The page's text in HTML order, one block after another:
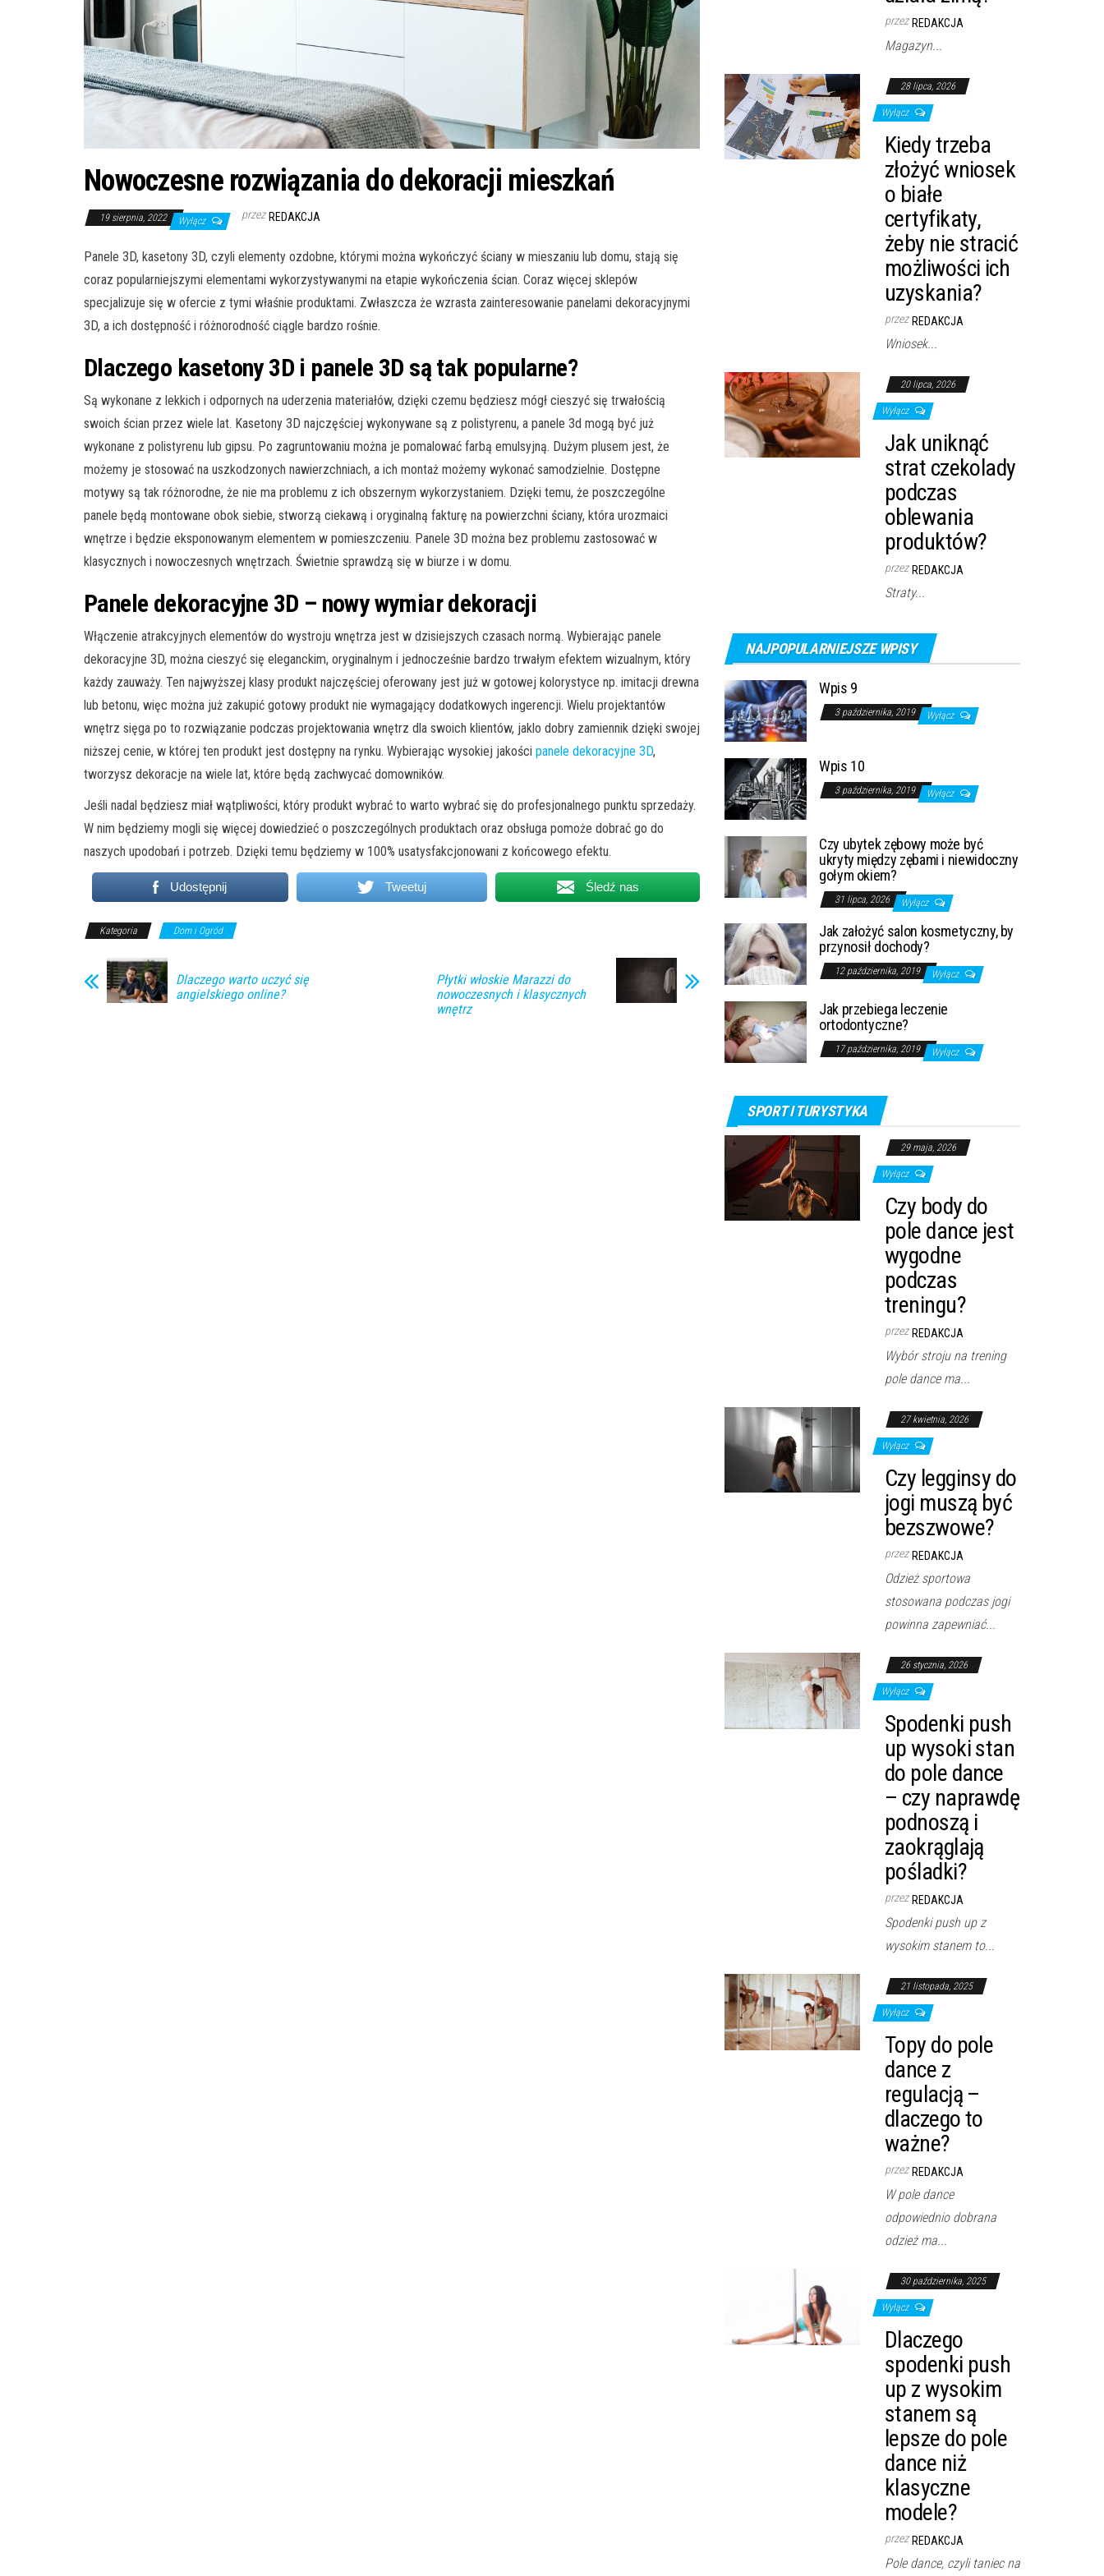
Nowoczesne rozwiązania do dekoracji mieszkań
19 sierpnia, 2022 Wyłącz przez REDAKCJA
Panele 3D, kasetony 3D, czyli elementy ozdobne, którymi można wykończyć ściany w mieszaniu lub domu, stają się
coraz popularniejszymi elementami wykorzystywanymi na etapie wykończenia ścian. Coraz więcej sklepów
specjalizuje się w ofercie z tymi właśnie produktami. Zwłaszcza że wzrasta zainteresowanie panelami dekoracyjnymi
3D, a ich dostępność i różnorodność ciągle bardzo rośnie.
Dlaczego kasetony 3D i panele 3D są tak popularne?
Są wykonane z lekkich i odpornych na uderzenia materiałów, dzięki czemu będziesz mógł cieszyć się trwałością
swoich ścian przez wiele lat. Kasetony 3D najczęściej wykonywane są z polistyrenu, a panele 3d mogą być już
wykonane z polistyrenu lub gipsu. Po zagruntowaniu można je pomalować farbą emulsyjną. Dużym plusem jest, że
możemy je stosować na uszkodzonych nawierzchniach, a ich montaż możemy wykonać samodzielnie. Dostępne
motywy są tak różnorodne, że nie ma problemu z ich obszernym wykorzystaniem. Dzięki temu, że poszczególne
panele będą montowane obok siebie, stworzą ciekawą i oryginalną fakturę na powierzchni ściany, która urozmaici
wnętrze i będzie eksponowanym elementem w pomieszczeniu. Panele 3D można bez problemu zastosować w
klasycznych i nowoczesnych wnętrzach. Świetnie sprawdzą się w biurze i w domu.
Panele dekoracyjne 3D – nowy wymiar dekoracji
Włączenie atrakcyjnych elementów do wystroju wnętrza jest w dzisiejszych czasach normą. Wybierając panele
dekoracyjne 3D, można cieszyć się eleganckim, oryginalnym i jednocześnie bardzo trwałym efektem wizualnym, który
każdy zauważy. Ten najwyższej klasy produkt najczęściej oferowany jest już w gotowej kolorystyce np. imitacji drewna
lub betonu, więc można już zakupić gotowy produkt nie wymagający dodatkowych ingerencji. Wielu projektantów
wnętrz sięga po to rozwiązanie podczas projektowania wnętrz dla swoich klientów, jaklo dobry zamiennik dzięki swojej
niższej cenie, w której ten produkt jest dostępny na rynku. Wybierając wysokiej jakości panele dekoracyjne 3D,
tworzysz dekoracje na wiele lat, które będą zachwycać domowników.
Jeśli nadal będziesz miał wątpliwości, który produkt wybrać to warto wybrać się do profesjonalnego punktu sprzedaży.
W nim będziemy mogli się więcej dowiedzieć o poszczególnych produktach oraz obsługa pomoże dobrać go do
naszych upodobań i potrzeb. Dzięki temu będziemy w 100% usatysfakcjonowani z końcowego efektu.
Udostępnij Tweetuj Śledź nas
Kategoria Dom i Ogród
Dlaczego warto uczyć się
angielskiego online?
Płytki włoskie Marazzi do
nowoczesnych i klasycznych
wnętrz
przez REDAKCJA
Magazyn...
28 lipca, 2026
Wyłącz
Kiedy trzeba
złożyć wniosek
o białe
certyfikaty,
żeby nie stracić
możliwości ich
uzyskania?
przez REDAKCJA
Wniosek...
20 lipca, 2026
Wyłącz
Jak uniknąć
strat czekolady
podczas
oblewania
produktów?
przez REDAKCJA
Straty...
NAJPOPULARNIEJSZE WPISY
Wpis 9
3 października, 2019 Wyłącz
Wpis 10
3 października, 2019 Wyłącz
Czy ubytek zębowy może być
ukryty między zębami i niewidoczny
gołym okiem?
31 lipca, 2026 Wyłącz
Jak założyć salon kosmetyczny, by
przynosił dochody?
12 października, 2019 Wyłącz
Jak przebiega leczenie
ortodontyczne?
17 października, 2019 Wyłącz
SPORT I TURYSTYKA
29 maja, 2026
Wyłącz
Czy body do
pole dance jest
wygodne
podczas
treningu?
przez REDAKCJA
Wybór stroju na trening
pole dance ma...
27 kwietnia, 2026
Wyłącz
Czy legginsy do
jogi muszą być
bezszwowe?
przez REDAKCJA
Odzież sportowa
stosowana podczas jogi
powinna zapewniać...
26 stycznia, 2026
Wyłącz
Spodenki push
up wysoki stan
do pole dance
– czy naprawdę
podnoszą i
zaokrąglają
pośladki?
przez REDAKCJA
Spodenki push up z
wysokim stanem to...
21 listopada, 2025
Wyłącz
Topy do pole
dance z
regulacją –
dlaczego to
ważne?
przez REDAKCJA
W pole dance
odpowiednio dobrana
odzież ma...
30 października, 2025
Wyłącz
Dlaczego
spodenki push
up z wysokim
stanem są
lepsze do pole
dance niż
klasyczne
modele?
przez REDAKCJA
Pole dance, czyli taniec na